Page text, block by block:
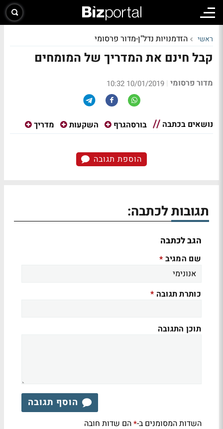
ראשי הזדמנויות נדל"ן-מדור פרסומי
קבל חינם את המדריך של המומחים
מדור פרסומי |
10/01/2019 10:32
נושאים בכתבה בורסהגרף השקעות מדריך
הוספת תגובה
תגובות לכתבה:
הגב לכתבה
שם המגיב *
כותרת תגובה *
תוכן התגובה
הוסף תגובה
השדות המסומנים ב-*הם שדות חובה